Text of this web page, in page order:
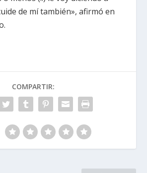
de mí también», afirmó en
COMPARTIR: